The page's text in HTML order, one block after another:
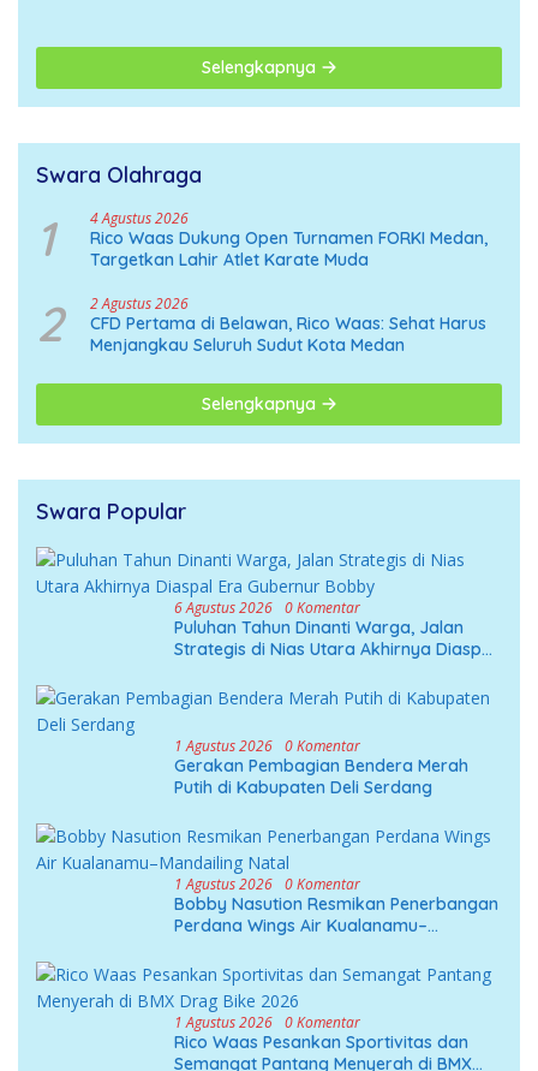
Selengkapnya
Swara Olahraga
1 4 Agustus 2026
Rico Waas Dukung Open Turnamen FORKI Medan,
Targetkan Lahir Atlet Karate Muda
2 2 Agustus 2026
CFD Pertama di Belawan, Rico Waas: Sehat Harus
Menjangkau Seluruh Sudut Kota Medan
Selengkapnya
Swara Popular
6 Agustus 2026 0 Komentar
Puluhan Tahun Dinanti Warga, Jalan
Strategis di Nias Utara Akhirnya Diaspal
1 Agustus 2026 0 Komentar
Gerakan Pembagian Bendera Merah
Putih di Kabupaten Deli Serdang
1 Agustus 2026 0 Komentar
Bobby Nasution Resmikan Penerbangan
Perdana Wings Air Kualanamu–
1 Agustus 2026 0 Komentar
Rico Waas Pesankan Sportivitas dan
Semangat Pantang Menyerah di BMX